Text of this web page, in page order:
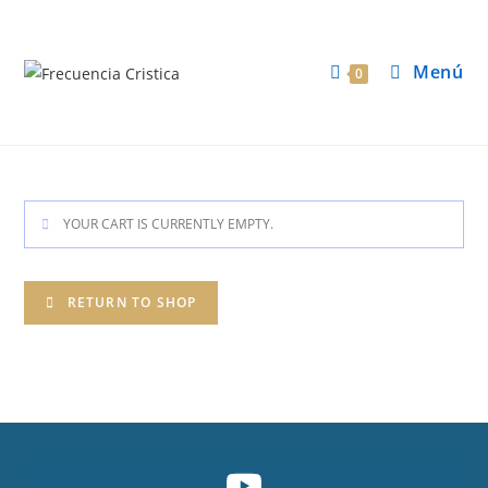
0 Menú
YOUR CART IS CURRENTLY EMPTY.
RETURN TO SHOP